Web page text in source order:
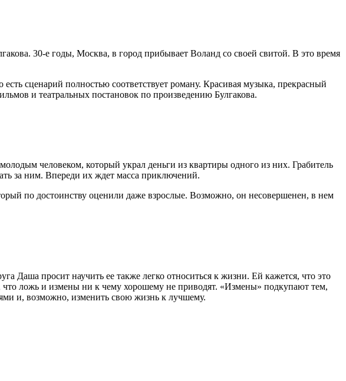
30-е годы, Москва, в город прибывает Воланд со своей свитой. В это время
сценарий полностью соответствует роману. Красивая музыка, прекрасный
и театральных постановок по произведению Булгакова.
человеком, который украл деньги из квартиры одного из них. Грабитель
за ним. Впереди их ждет масса приключений.
по достоинству оценили даже взрослые. Возможно, он несовершенен, в нем
Даша просит научить ее также легко относиться к жизни. Ей кажется, что это
ложь и измены ни к чему хорошему не приводят. «Измены» подкупают тем,
и, возможно, изменить свою жизнь к лучшему.